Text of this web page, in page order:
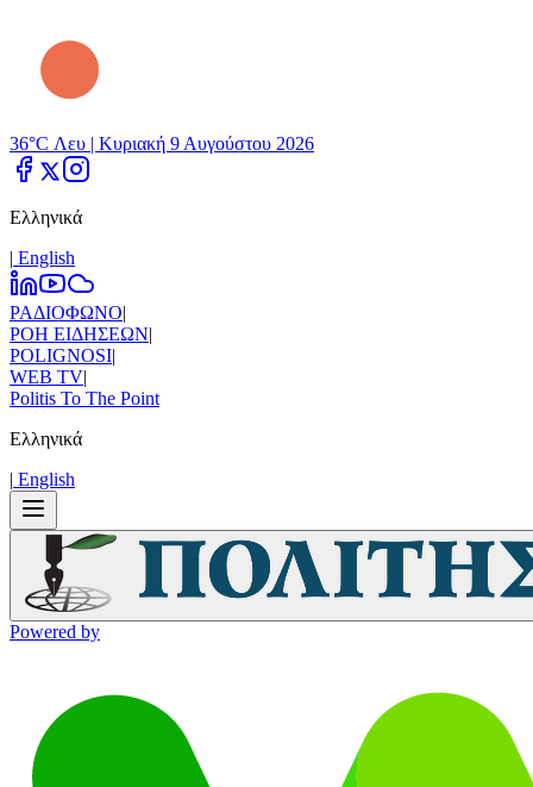
36°C Λευ | Κυριακή 9 Αυγούστου 2026
Ελληνικά
| Εnglish
ΡΑΔΙΟΦΩΝΟ|
ΡΟΗ ΕΙΔΗΣΕΩΝ|
POLIGNOSI|
WEB TV|
Politis To The Point
Ελληνικά
| Εnglish
Powered by